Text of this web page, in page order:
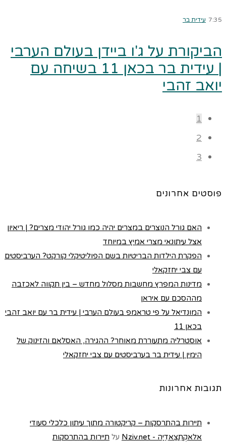
7:35 עידית בר
הביקורת על ג'ו ביידן בעולם הערבי
| עידית בר בכאן 11 בשיחה עם
יואב זהבי
1
2
3
פוסטים אחרונים
האם גורל הנוצרים במצרים יהיה כמו גורל יהודי מצרים? | ריאיון
אצל עיתונאי מצרי אמיץ במיוחד
הפקרת הילדות הבריטיות בשם הפוליטיקלי קורקט? הערביסטים
עם צבי יחזקאלי
מדינות המפרץ מחשבות מסלול מחדש – בין תקווה לאכזבה
מההסכם עם איראן
המונדיאל על פי טראמפ בעולם הערבי | עידית בר עם יואב זהבי
בכאן 11
אוסטרליה מתעוררת מאוחר? ההגירה, האסלאם והזינוק של
הימין | עידית בר בערביסטים עם צבי יחזקאלי
תגובות אחרונות
תיירות בהתרסקות – קריקטורה מתוך עיתון כלכלי סעודי
אלאקְתִצַאדִיַה - Nziv.net
על תיירות בהתרסקות